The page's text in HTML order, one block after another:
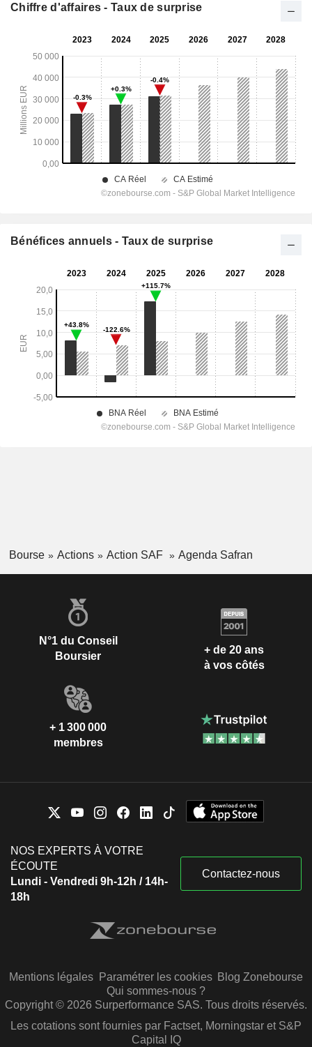
Chiffre d'affaires - Taux de surprise
Bénéfices annuels - Taux de surprise
Bourse Actions Action SAF Agenda Safran
N°1 du Conseil
Boursier
+ de 20 ans
à vos côtés
+ 1 300 000
membres
NOS EXPERTS À VOTRE
ÉCOUTE
Lundi - Vendredi 9h-12h / 14h-
18h
Contactez-nous
Mentions légales Paramétrer les cookies Blog Zonebourse
Qui sommes-nous ?
Copyright © 2026 Surperformance SAS. Tous droits réservés.
Les cotations sont fournies par Factset, Morningstar et S&P
Capital IQ